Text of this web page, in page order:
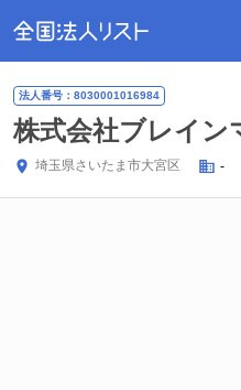
法人番号：8030001016984
株式会社ブレイン
埼玉県さいたま市大宮区 -